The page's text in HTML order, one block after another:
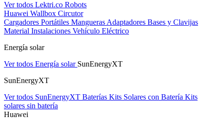
Ver todos Lektri.co Robots
Huawei Wallbox Circutor
Cargadores Portátiles Mangueras Adaptadores Bases y Clavijas
Material Instalaciones Vehículo Eléctrico
Energía solar
Ver todos Energía solar SunEnergyXT
SunEnergyXT
Ver todos SunEnergyXT Baterías Kits Solares con Batería Kits
solares sin batería
Huawei